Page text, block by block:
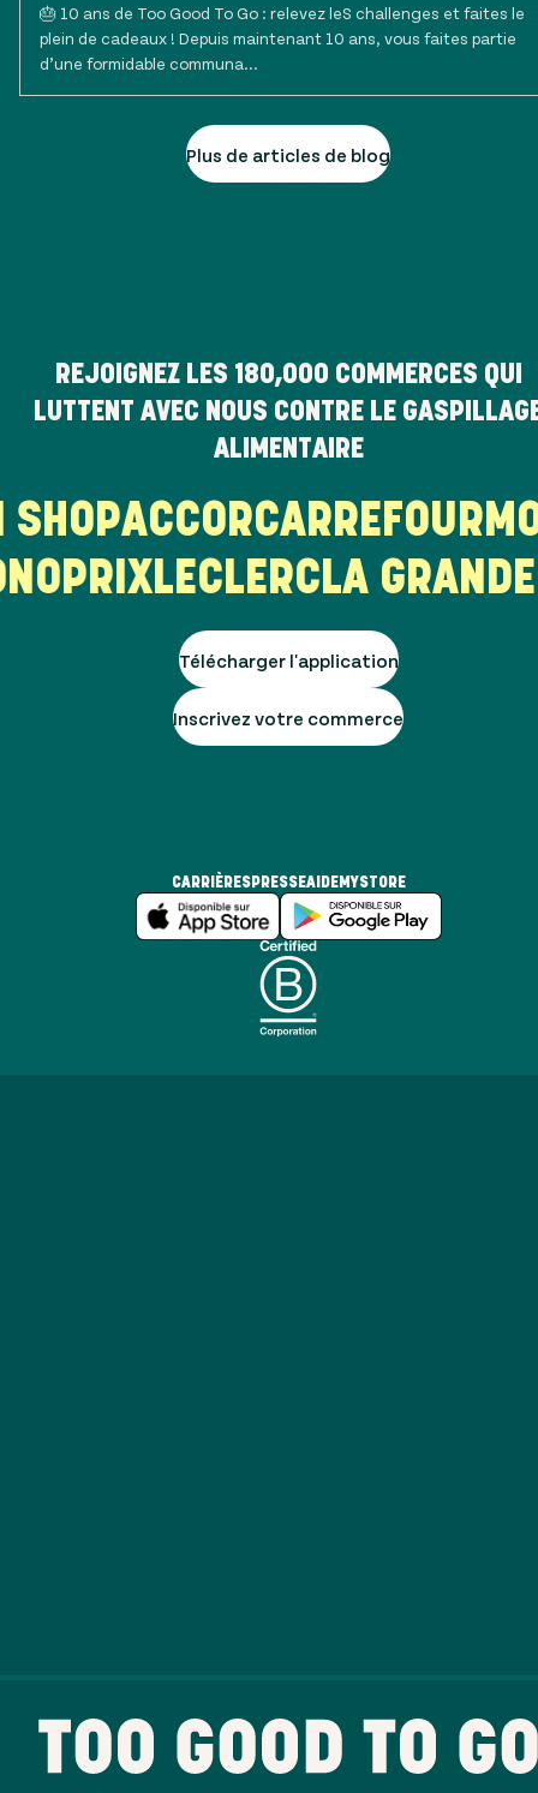
🎂 10 ans de Too Good To Go : relevez leS challenges et faites le
plein de cadeaux ! Depuis maintenant 10 ans, vous faites partie
d’une formidable communa...
Plus de articles de blog
REJOIGNEZ LES 180,000 COMMERCES QUI
LUTTENT AVEC NOUS CONTRE LE
ALIMENTAIRE
SHOPACCORCARREFOUR
LECLERCLA GRANDE
Télécharger l'application
Inscrivez votre commerce
CARRIÈRESPRESSEAIDEMYSTORE